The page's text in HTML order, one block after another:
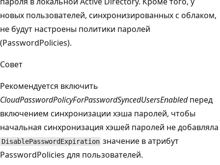
новых пользователей, синхронизированных с облаком,
не будут настроены политики паролей
(PasswordPolicies).
Совет
Рекомендуется включить
CloudPasswordPolicyForPasswordSyncedUsersEnabledперед
включением синхронизации хэша паролей, чтобы
начальная синхронизация хэшей паролей не добавляла
DisablePasswordExpiration значение в атрибут
PasswordPolicies для пользователей.